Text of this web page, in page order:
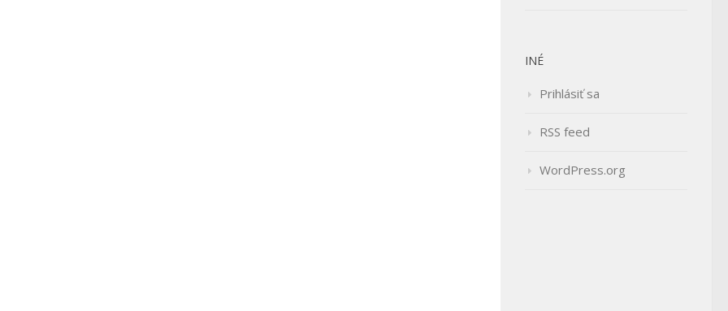
INÉ
Prihlásiť sa
RSS feed
WordPress.org